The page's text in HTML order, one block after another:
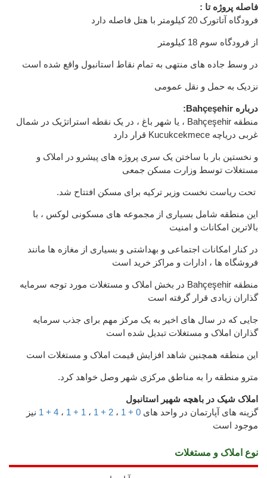
فاصله پروژه تا :
فرودگاه آتاتورک 20 کیلومتر با هتل فاصله دارد
از فرودگاه سوم 18 کیلومتر
در وسط جاده های منتهی به تمام نقاط استانبول واقع شده است
نزدیک به حمل و نقل عمومی
درباره Bahçeşehir:
منطقه Bahçeşehir ، یا شهر باغ ، در یک نقطه استراتژیک در شمال
غربی دریاچه Kucukcekmece قرار دارد
و نخستین بار با ساختن یک سری پروژه های پیشرو در املاک و
مستغلات توسط وزارت مسکن جمعی
تحت ریاست نخست وزیر ترکیه برای مسکن افتتاح شد.
این منطقه شامل بسیاری از مجموعه های مسکونی لوکس ، با
بالاترین امکانات و امنیت
در کنار امکانات اجتماعی و بهداشتی و بسیاری از مغازه ها مانند
فروشگاه ها ، ادارات و مراکز خرید است
منطقه Bahçeşehir در بخش املاک و مستغلات مورد توجه سرمایه
گذاران زیادی قرار گرفته است
جایی که در سال های اخیر به یک مرکز مهم برای جذب سرمایه
گذاران املاک و مستغلات تبدیل شده است
این منطقه همچنین شاهد افزایش قیمت املاک و مستغلات است
مترو منطقه را به مناطق مرکزی شهر وصل خواهد کرد.
املاک شیک در باهچه شهیر استانبول
گزینه های آپارتمان در واحد های 0 + 1 ، 2 + 1 ، 1 + 1 ، 4 + 1
نیز
موجود است
نوع املاک و مستغلات